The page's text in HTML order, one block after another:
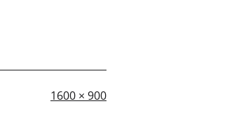
A
1600 × 900